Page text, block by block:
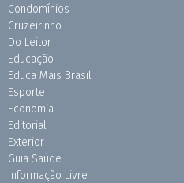
Condomínios
Cruzeirinho
Do Leitor
Educação
Educa Mais Brasil
Esporte
Economia
Editorial
Exterior
Guia Saúde
Informação Livre